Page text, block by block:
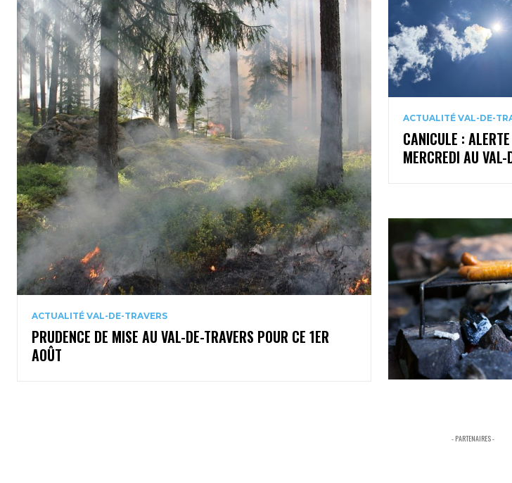
ACTUALITÉ VAL-DE-TRAVERS
PRUDENCE DE MISE AU VAL-DE-TRAVERS POUR CE 1ER
AOÛT
ACTUALITÉ VAL-DE-
CANICULE :
MERCREDI AU VAL-
- PARTENAIRES -